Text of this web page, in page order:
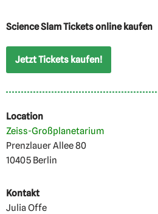
Science Slam Tickets online kaufen
Jetzt Tickets kaufen!
Location
Zeiss-Großplanetarium
Prenzlauer Allee 80
10405 Berlin
Kontakt
Julia Offe